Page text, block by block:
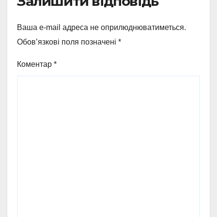
Ваша e-mail адреса не оприлюднюватиметься.
Обов’язкові поля позначені *
Коментар *